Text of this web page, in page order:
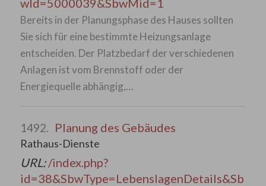
wId=5000039&SbwMid=1
Bereits in der Planungsphase des Hauses sollten
Sie sich für eine bestimmte Heizungsanlage
entscheiden. Der Platzbedarf der verschiedenen
Anlagen ist vom Brennstoff oder der
Energiequelle abhängig,…
1492. Planung des Gebäudes
Rathaus-Dienste
URL:/index.php?
id=38&SbwType=LebenslagenDetails&Sb